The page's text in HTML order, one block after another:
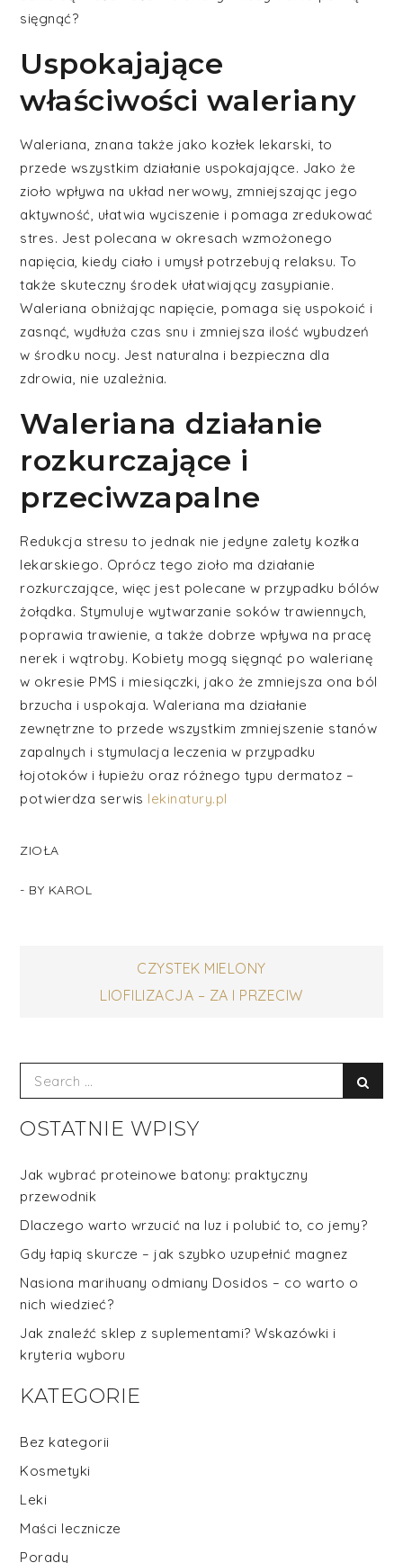
sięgnąć?
Uspokajające
właściwości waleriany
Waleriana, znana także jako kozłek lekarski, to
przede wszystkim działanie uspokajające. Jako że
zioło wpływa na układ nerwowy, zmniejszając jego
aktywność, ułatwia wyciszenie i pomaga zredukować
stres. Jest polecana w okresach wzmożonego
napięcia, kiedy ciało i umysł potrzebują relaksu. To
także skuteczny środek ułatwiający zasypianie.
Waleriana obniżając napięcie, pomaga się uspokoić i
zasnąć, wydłuża czas snu i zmniejsza ilość wybudzeń
w środku nocy. Jest naturalna i bezpieczna dla
zdrowia, nie uzależnia.
Waleriana działanie
rozkurczające i
przeciwzapalne
Redukcja stresu to jednak nie jedyne zalety kozłka
lekarskiego. Oprócz tego zioło ma działanie
rozkurczające, więc jest polecane w przypadku bólów
żołądka. Stymuluje wytwarzanie soków trawiennych,
poprawia trawienie, a także dobrze wpływa na pracę
nerek i wątroby. Kobiety mogą sięgnąć po walerianę
w okresie PMS i miesiączki, jako że zmniejsza ona ból
brzucha i uspokaja. Waleriana ma działanie
zewnętrzne to przede wszystkim zmniejszenie stanów
zapalnych i stymulacja leczenia w przypadku
łojotoków i łupieżu oraz różnego typu dermatoz –
potwierdza serwis lekinatury.pl
ZIOŁA
- BY KAROL
Nawigacja
CZYSTEK MIELONY
LIOFILIZACJA – ZA I PRZECIW
Search
for:
OSTATNIE WPISY
Jak wybrać proteinowe batony: praktyczny
przewodnik
Dlaczego warto wrzucić na luz i polubić to, co jemy?
Gdy łapią skurcze – jak szybko uzupełnić magnez
Nasiona marihuany odmiany Dosidos – co warto o
nich wiedzieć?
Jak znaleźć sklep z suplementami? Wskazówki i
kryteria wyboru
KATEGORIE
Bez kategorii
Kosmetyki
Leki
Maści lecznicze
Porady